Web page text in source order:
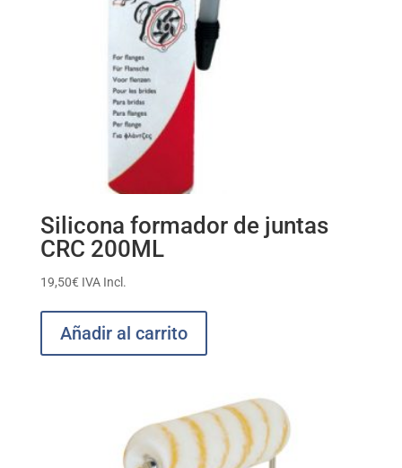
Silicona formador de juntas
CRC 200ML
19,50€ IVA Incl.
Añadir al carrito